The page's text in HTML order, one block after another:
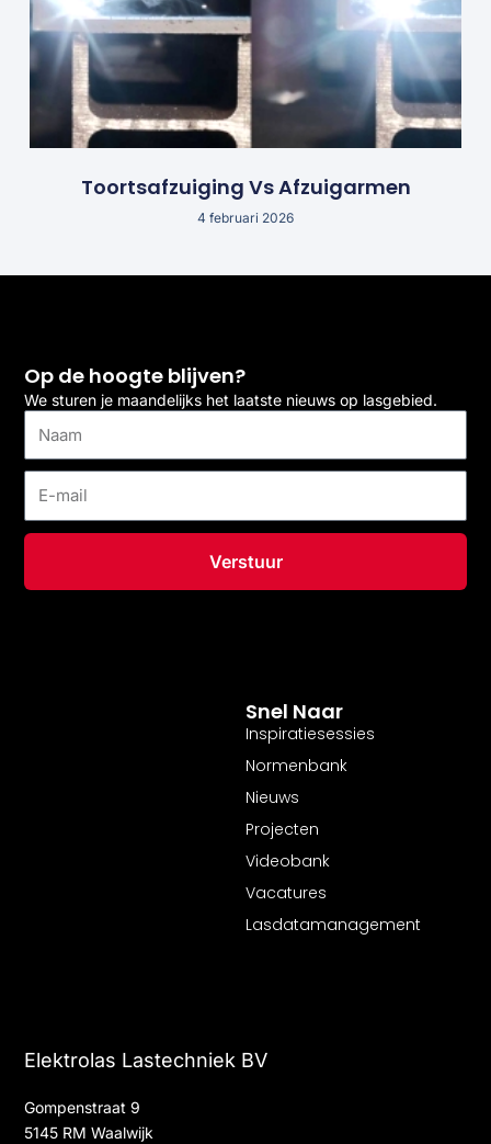
Toortsafzuiging Vs Afzuigarmen
4 februari 2026
Elektrolas Lastechniek BV
Gompenstraat 9
5145 RM Waalwijk
Snel Naar
Inspiratiesessies
Normenbank
Nieuws
Projecten
Videobank
Vacatures
Lasdatamanagement
Op de hoogte blijven?
We sturen je maandelijks het laatste nieuws op lasgebied.
mail
Verstuur